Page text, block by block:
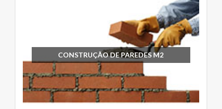
CONSTRUÇÃO DE PAREDES M2